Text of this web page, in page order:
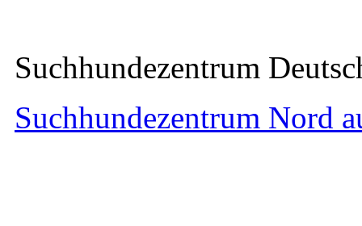
Suchhundezentrum
Suchhundezentrum Nord